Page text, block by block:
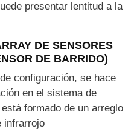
presentar lentitud a la
DE SENSORES
DE BARRIDO)
configuración, se hace
en el sistema de
formado de un arreglo
infrarrojo